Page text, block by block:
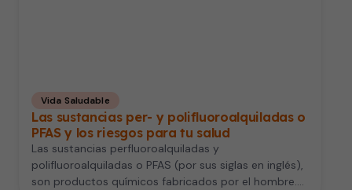
Vida Saludable
Las sustancias per- y polifluoroalquiladas o
PFAS y los riesgos para tu salud
Las sustancias perfluoroalquiladas y
polifluoroalquiladas o PFAS (por sus siglas en inglés),
son productos químicos fabricados por el hombre.